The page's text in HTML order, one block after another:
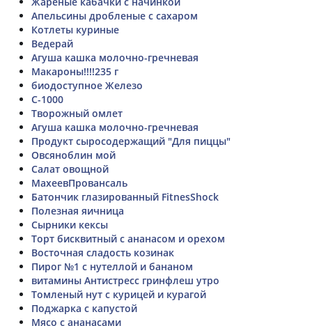
Апельсины дробленые с сахаром
Котлеты куриные
Ведерай
Агуша кашка молочно-гречневая
Макароны!!!!235 г
биодоступное Железо
С-1000
Творожный омлет
Агуша кашка молочно-гречневая
Продукт сыросодержащий "Для пиццы"
Овсяноблин мой
Салат овощной
МахеевПровансаль
Батончик глазированный FitnesShock
Полезная яичница
Сырники кексы
Торт бисквитный с ананасом и орехом
Восточная сладость козинак
Пирог №1 с нутеллой и бананом
витамины Антистресс гринфлеш утро
Томленый нут с курицей и курагой
Поджарка с капустой
Мясо с ананасами